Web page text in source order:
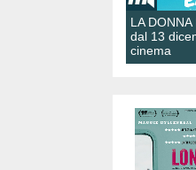
LA
dal 13
cinema